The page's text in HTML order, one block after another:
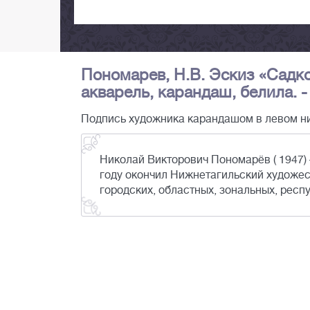
Пономарев, Н.В. Эскиз
акварель, карандаш, белила.
Подпись художника карандашом в левом
Николай Викторович Пономарёв (
году окончил Нижнетагильский
городских, областных, зональных,